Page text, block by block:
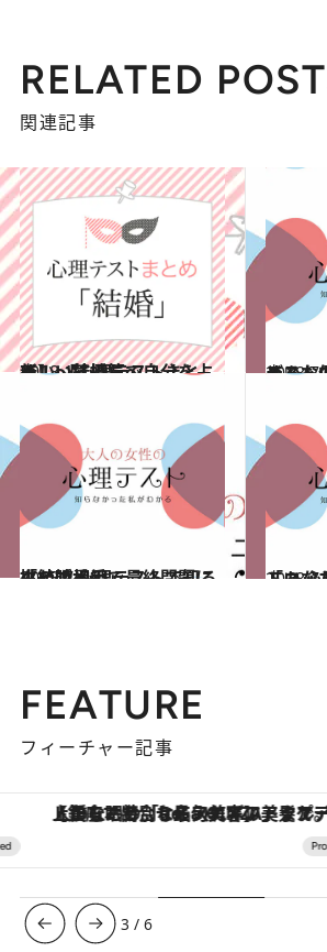
RELATED
関連記事
2018.1.1
新しい気持ちで自分を占う！ 【心理テストまとめ】～結婚篇～
占い どんな便箋にする？ 心理テストで知る
占い
2018.7.14
クイズ番組で最終問題に挑む時 心理テストで知る「結婚相手」
占い トロッコで座る位置
占い
FEATURE
フィーチャー記事
【銀座で出合う最旬美容】美髪ケアや上質な眠り…セルフケアのアップデートから、特別な名入れギフトまで。大人のための「ReFa
3 /6